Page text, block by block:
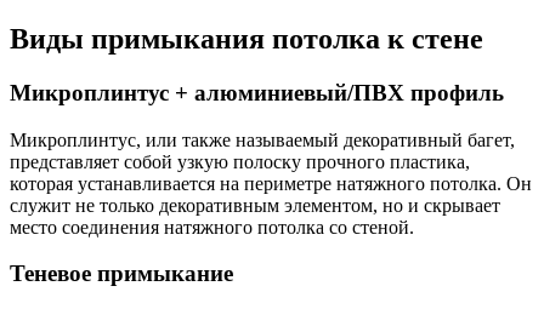
Виды примыкания потолка к стене
Микроплинтус + алюминиевый/ПВХ профиль
Микроплинтус, или также называемый декоративный багет,
представляет собой узкую полоску прочного пластика,
которая устанавливается на периметре натяжного потолка. Он
служит не только декоративным элементом, но и скрывает
место соединения натяжного потолка со стеной.
Теневое примыкание